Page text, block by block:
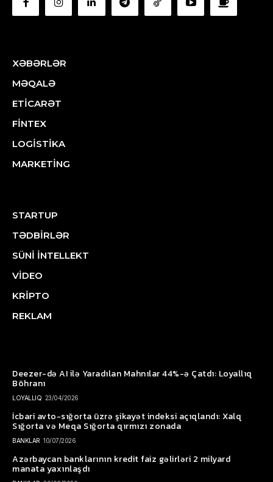
XƏBƏRLƏR
MƏQALƏ
ETİCARƏT
FİNTEX
LOGİSTİKA
MARKETİNG
STARTUP
TƏDBİRLƏR
SÜNİ İNTELLEKT
VİDEO
KRİPTO
REKLAM
Deezer-də AI ilə Yaradılan Mahnılar 44%-ə Çatdı: Loyallıq
Böhranı
LOYALLIQ 23/04/2026
İcbari avto-sığorta üzrə şikayət indeksi açıqlandı: Xalq
Sığorta və Meqa Sığorta qırmızı zonada
BANKLAR 10/07/2026
Azərbaycan banklarının kredit faiz gəlirləri 2 milyard
manata yaxınlaşdı